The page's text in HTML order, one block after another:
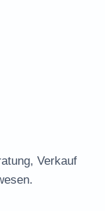
Verkauf